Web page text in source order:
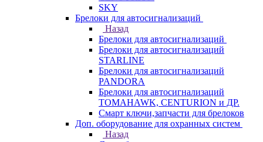
SKY
Брелоки для автосигнализаций
Назад
Брелоки для автосигнализаций
Брелоки для автосигнализаций
STARLINE
Брелоки для автосигнализаций
PANDORA
Брелоки для автосигнализаций
TOMAHAWK, CENTURION и ДР.
Смарт ключи,запчасти для брелоков
Доп. оборудование для охранных систем
Назад